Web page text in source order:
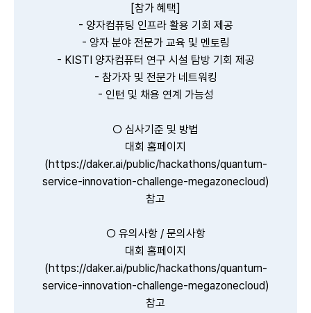
[참가 혜택]
- 양자컴퓨팅 인프라 활용 기회 제공
- 양자 분야 전문가 교육 및 멘토링
- KISTI 양자컴퓨터 연구 시설 탐방 기회 제공
- 참가자 및 전문가 네트워킹
- 인턴 및 채용 연계 가능성
○ 심사기준 및 방법
대회 홈페이지
(https://daker.ai/public/hackathons/quantum-
service-innovation-challenge-megazonecloud)
참고
○ 유의사항 / 문의사항
대회 홈페이지
(https://daker.ai/public/hackathons/quantum-
service-innovation-challenge-megazonecloud)
참고